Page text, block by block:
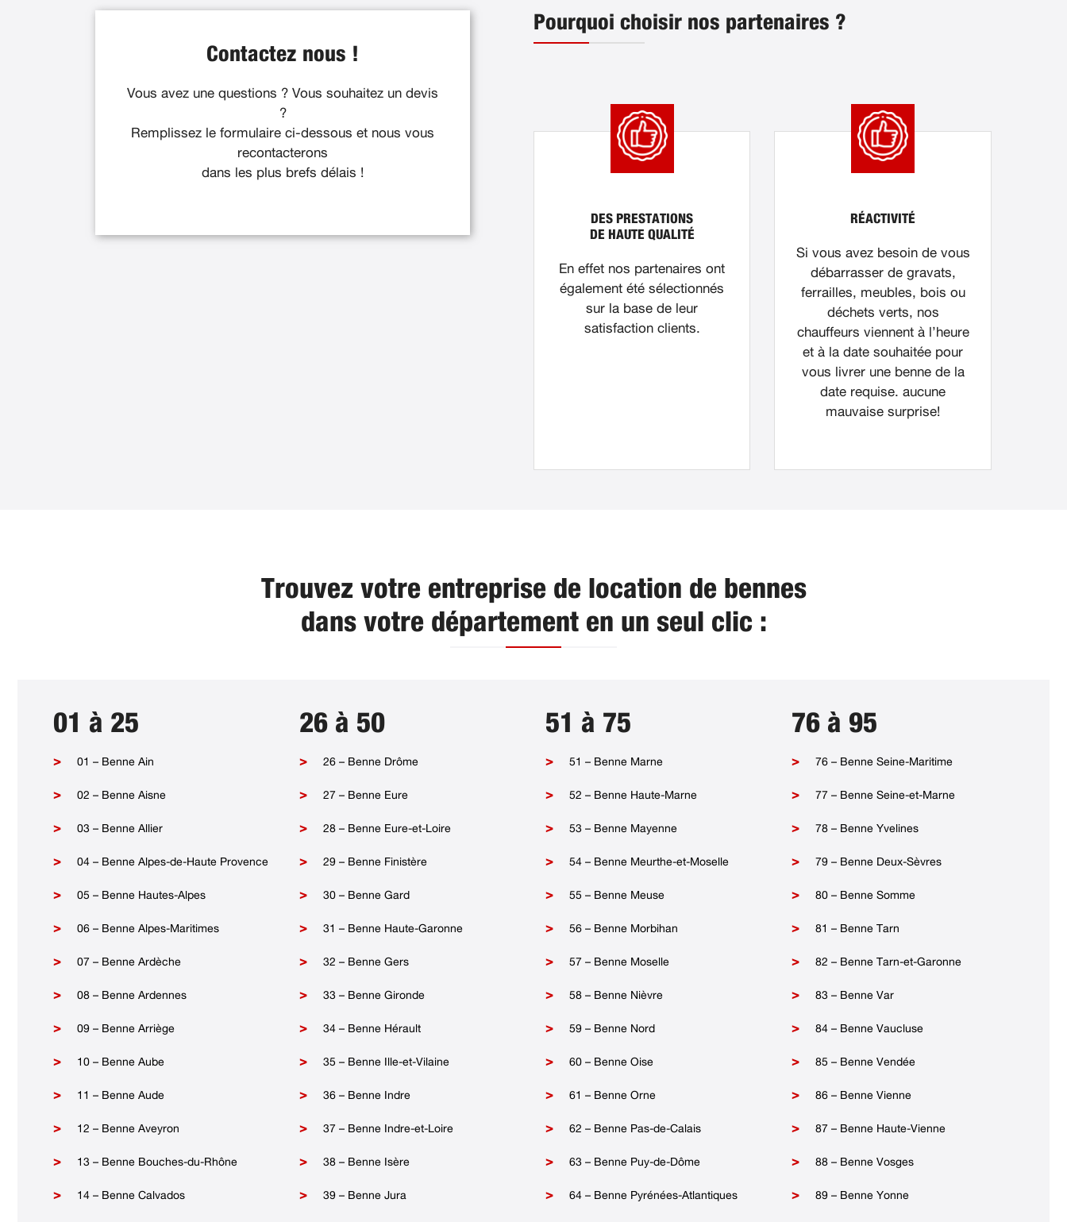
Contactez nous !
Vous avez une questions ? Vous souhaitez un devis
?
Remplissez le formulaire ci-dessous et nous vous
recontacterons
dans les plus brefs délais !
Pourquoi choisir nos partenaires ?
DES PRESTATIONS
DE HAUTE QUALITÉ
En effet nos partenaires ont
également été sélectionnés
sur la base de leur
satisfaction clients.
RÉACTIVITÉ
Si vous avez besoin de vous
débarrasser de gravats,
ferrailles, meubles, bois ou
déchets verts, nos
chauffeurs viennent à l’heure
et à la date souhaitée pour
vous livrer une benne de la
date requise. aucune
mauvaise surprise!
Trouvez votre entreprise de location de bennes
dans votre département en un seul clic :
01 à 25
01 – Benne Ain
02 – Benne Aisne
03 – Benne Allier
04 – Benne Alpes-de-Haute Provence
05 – Benne Hautes-Alpes
06 – Benne Alpes-Maritimes
07 – Benne Ardèche
08 – Benne Ardennes
09 – Benne Arriège
10 – Benne Aube
11 – Benne Aude
12 – Benne Aveyron
13 – Benne Bouches-du-Rhône
14 – Benne Calvados
26 à 50
26 – Benne Drôme
27 – Benne Eure
28 – Benne Eure-et-Loire
29 – Benne Finistère
30 – Benne Gard
31 – Benne Haute-Garonne
32 – Benne Gers
33 – Benne Gironde
34 – Benne Hérault
35 – Benne Ille-et-Vilaine
36 – Benne Indre
37 – Benne Indre-et-Loire
38 – Benne Isère
39 – Benne Jura
51 à 75
51 – Benne Marne
52 – Benne Haute-Marne
53 – Benne Mayenne
54 – Benne Meurthe-et-Moselle
55 – Benne Meuse
56 – Benne Morbihan
57 – Benne Moselle
58 – Benne Nièvre
59 – Benne Nord
60 – Benne Oise
61 – Benne Orne
62 – Benne Pas-de-Calais
63 – Benne Puy-de-Dôme
64 – Benne Pyrénées-Atlantiques
76 à 95
76 – Benne Seine-Maritime
77 – Benne Seine-et-Marne
78 – Benne Yvelines
79 – Benne Deux-Sèvres
80 – Benne Somme
81 – Benne Tarn
82 – Benne Tarn-et-Garonne
83 – Benne Var
84 – Benne Vaucluse
85 – Benne Vendée
86 – Benne Vienne
87 – Benne Haute-Vienne
88 – Benne Vosges
89 – Benne Yonne